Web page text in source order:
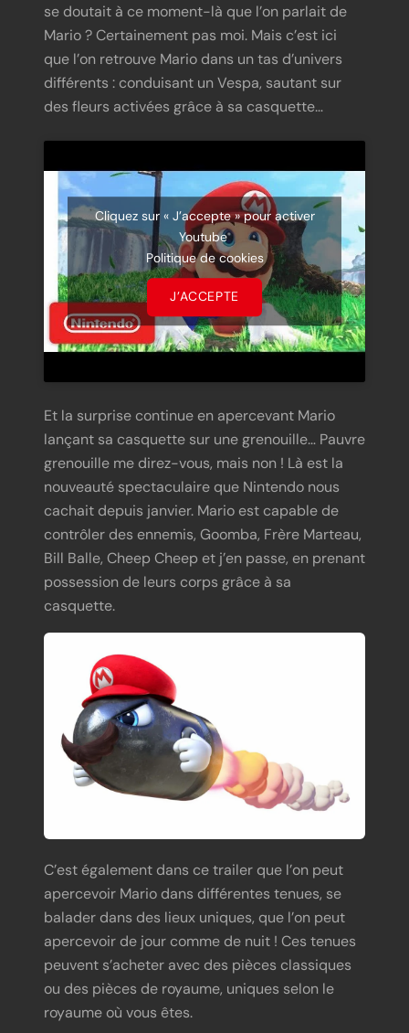
se doutait à ce moment-là que l’on parlait de
Mario ? Certainement pas moi. Mais c’est ici
que l’on retrouve Mario dans un tas d’univers
différents : conduisant un Vespa, sautant sur
des fleurs activées grâce à sa casquette…
Cliquez sur « J’accepte » pour activer
Youtube
Politique de cookies
J’ACCEPTE
Et la surprise continue en apercevant Mario
lançant sa casquette sur une grenouille… Pauvre
grenouille me direz-vous, mais non ! Là est la
nouveauté spectaculaire que Nintendo nous
cachait depuis janvier. Mario est capable de
contrôler des ennemis, Goomba, Frère Marteau,
Bill Balle, Cheep Cheep et j’en passe, en prenant
possession de leurs corps grâce à sa
casquette.
C’est également dans ce trailer que l’on peut
apercevoir Mario dans différentes tenues, se
balader dans des lieux uniques, que l’on peut
apercevoir de jour comme de nuit ! Ces tenues
peuvent s’acheter avec des pièces classiques
ou des pièces de royaume, uniques selon le
royaume où vous êtes.